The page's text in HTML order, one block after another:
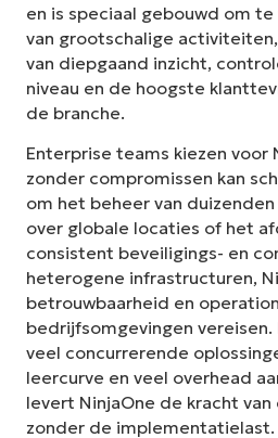
en is speciaal gebouwd om
van grootschalige
van diepgaand inzicht,
niveau en de hoogste
de branche.
Enterprise teams kiezen voor
zonder compromissen kan
om het beheer van
over globale locaties of het
consistent beveiligings- en
heterogene infrastructuren,
betrouwbaarheid en
bedrijfsomgevingen
veel concurrerende
leercurve en veel overhead
levert NinjaOne de kracht
zonder de implementatielast.